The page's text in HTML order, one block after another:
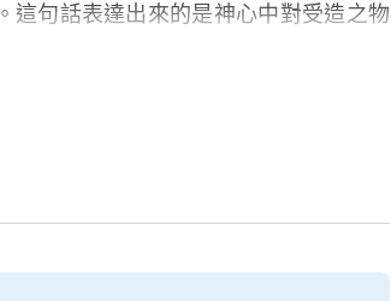
這句話表達出來的是神心中對受造之物
的神對人類的真實心意。
心思與意念在他的作為中表露無遺，
身影千迴百轉，環繞在人類身旁，環繞